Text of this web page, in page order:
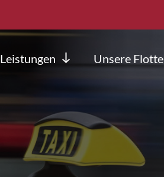
Leistungen Unsere Flotte